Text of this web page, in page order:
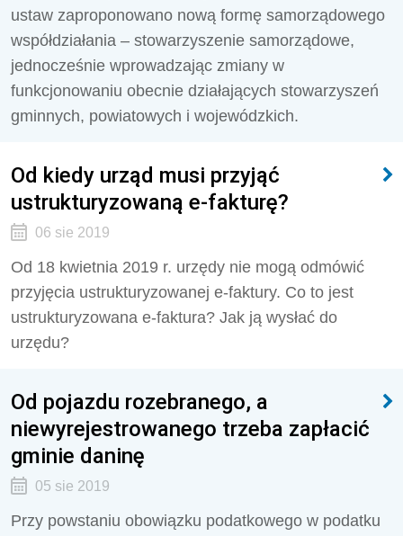
ustaw zaproponowano nową formę samorządowego
współdziałania – stowarzyszenie samorządowe,
jednocześnie wprowadzając zmiany w
funkcjonowaniu obecnie działających stowarzyszeń
gminnych, powiatowych i wojewódzkich.
Od kiedy urząd musi przyjąć
ustrukturyzowaną e-fakturę?
06 sie 2019
Od 18 kwietnia 2019 r. urzędy nie mogą odmówić
przyjęcia ustrukturyzowanej e-faktury. Co to jest
ustrukturyzowana e-faktura? Jak ją wysłać do
urzędu?
Od pojazdu rozebranego, a
niewyrejestrowanego trzeba zapłacić
gminie daninę
05 sie 2019
Przy powstaniu obowiązku podatkowego w podatku